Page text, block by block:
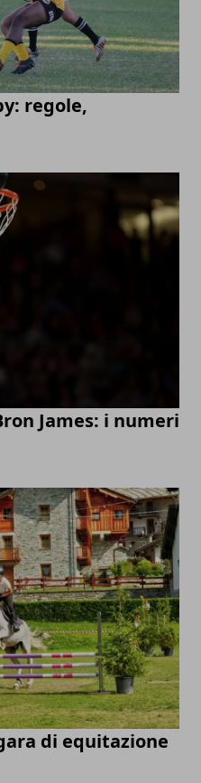
regole,
James: i numeri
di equitazione